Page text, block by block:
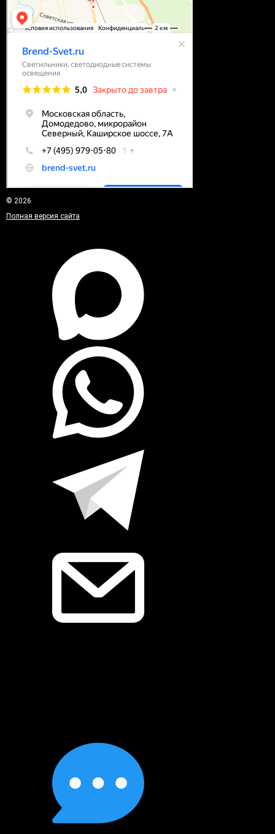
© 2026
Полная версия сайта